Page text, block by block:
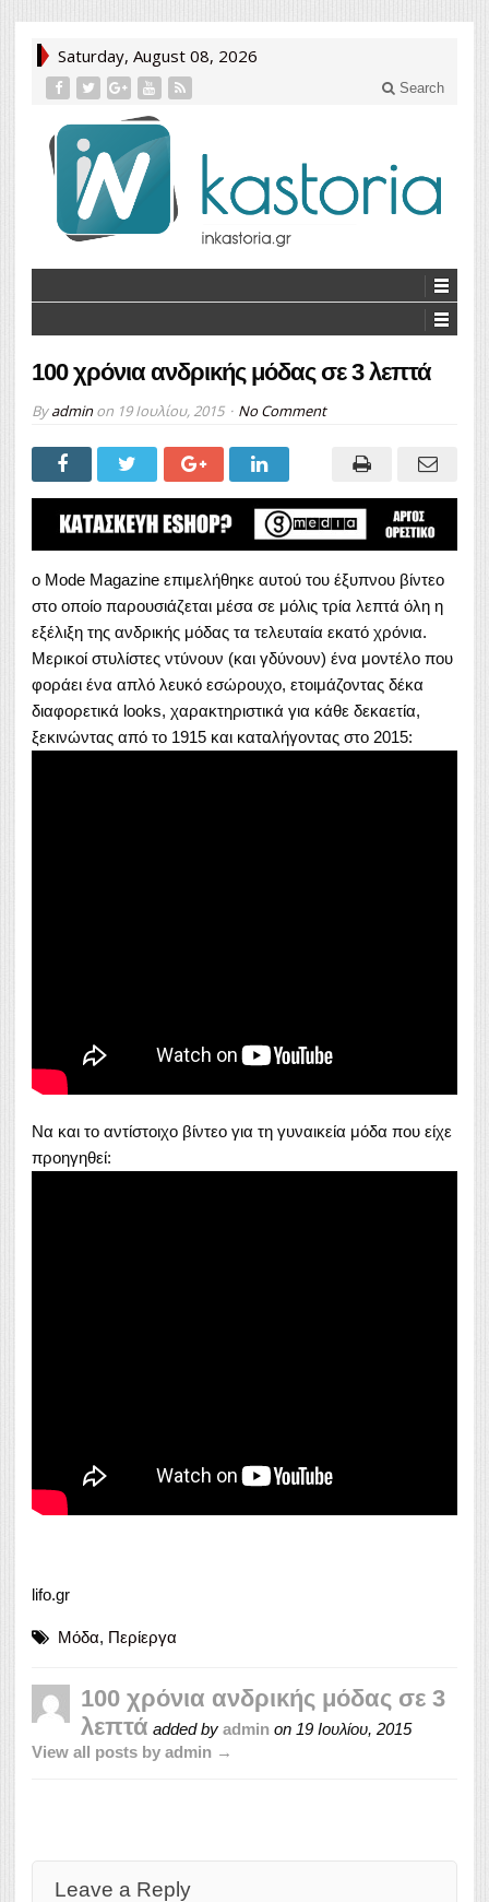
Saturday, August 08, 2026
Search
100 χρόνια ανδρικής μόδας σε 3 λεπτά
Byadminon 19 Ιουλίου, 2015 No Comment
o Mode Magazine επιμελήθηκε αυτού του έξυπνου βίντεο
στο οποίο παρουσιάζεται μέσα σε μόλις τρία λεπτά όλη η
εξέλιξη της ανδρικής μόδας τα τελευταία εκατό χρόνια.
Μερικοί στυλίστες ντύνουν (και γδύνουν) ένα μοντέλο που
φοράει ένα απλό λευκό εσώρουχο, ετοιμάζοντας δέκα
διαφορετικά looks, χαρακτηριστικά για κάθε δεκαετία,
ξεκινώντας από το 1915 και καταλήγοντας στο 2015:
Να και το αντίστοιχο βίντεο για τη γυναικεία μόδα που είχε
προηγηθεί:
lifo.gr
Μόδα, Περίεργα
100 χρόνια ανδρικής μόδας σε 3
λεπτά added by admin on 19 Ιουλίου, 2015
View all posts by admin →
Leave a Reply